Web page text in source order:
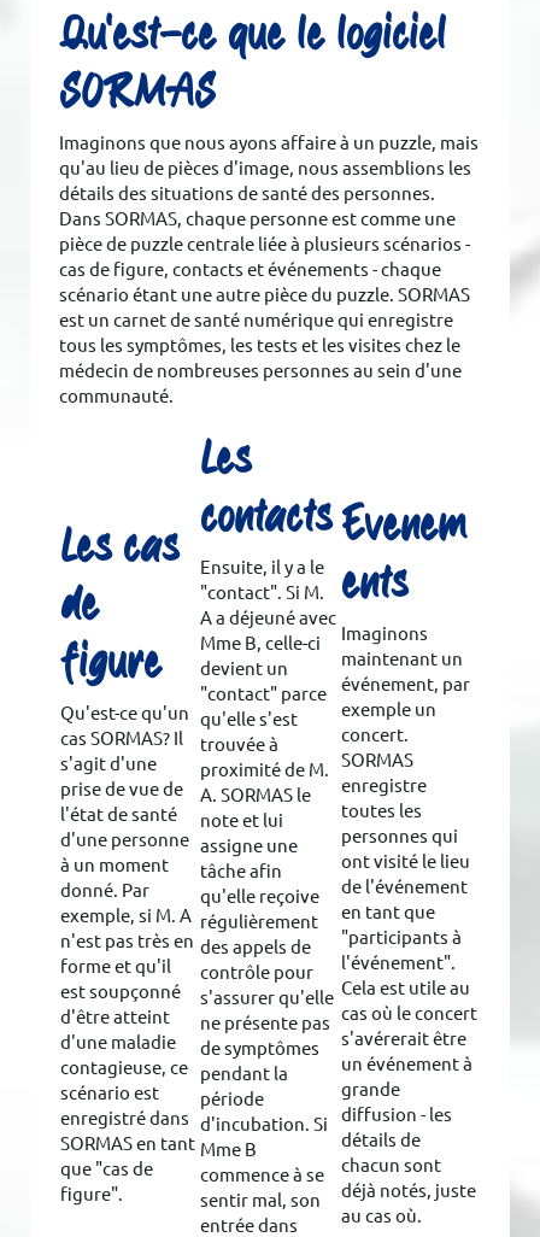
Qu'est-ce que le logiciel
SORMAS
Imaginons que nous ayons affaire à un puzzle, mais
qu'au lieu de pièces d'image, nous assemblions les
détails des situations de santé des personnes.
Dans SORMAS, chaque personne est comme une
pièce de puzzle centrale liée à plusieurs scénarios -
cas de figure, contacts et événements - chaque
scénario étant une autre pièce du puzzle. SORMAS
est un carnet de santé numérique qui enregistre
tous les symptômes, les tests et les visites chez le
médecin de nombreuses personnes au sein d'une
communauté.
Les cas
de
figure
Qu'est-ce qu'un
cas SORMAS? Il
s'agit d'une
prise de vue de
l'état de santé
d'une personne
à un moment
donné. Par
exemple, si M. A
n'est pas très en
forme et qu'il
est soupçonné
d'être atteint
d'une maladie
contagieuse, ce
scénario est
enregistré dans
SORMAS en tant
que "cas de
figure".
Les
contacts
Ensuite, il y a le
"contact". Si M.
A a déjeuné avec
Mme B, celle-ci
devient un
"contact" parce
qu'elle s'est
trouvée à
proximité de M.
A. SORMAS le
note et lui
assigne une
tâche afin
qu'elle reçoive
régulièrement
des appels de
contrôle pour
s'assurer qu'elle
ne présente pas
de symptômes
pendant la
période
d'incubation. Si
Mme B
commence à se
sentir mal, son
entrée dans
Evénem
ents
Imaginons
maintenant un
événement, par
exemple un
concert.
SORMAS
enregistre
toutes les
personnes qui
ont visité le lieu
de l'événement
en tant que
"participants à
l'événement".
Cela est utile au
cas où le concert
s'avérerait être
un événement à
grande
diffusion - les
détails de
chacun sont
déjà notés, juste
au cas où.